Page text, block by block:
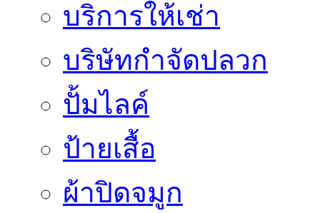
บริการให้เช่า
บริษัทกำจัดปลวก
ปั้มไลค์
ป้ายเสื้อ
ผ้าปิดจมูก